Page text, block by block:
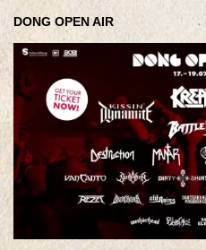
DONG OPEN AIR